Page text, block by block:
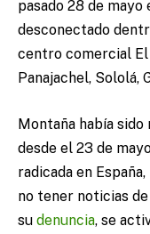
pasado 28 de
desconectado
centro comercial El
Panajachel, Sololá,
Montaña había
desde el 23 de
radicada en
no tener noticias
su denuncia, se